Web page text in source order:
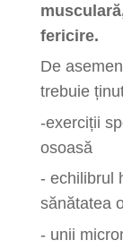
fericire.
De
trebuie
-exerciții
osoasă
- echilibrul
sănătatea
- unii